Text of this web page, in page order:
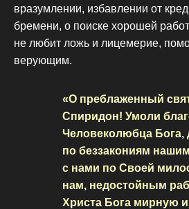
вразумлении, избавлении от
бремени, о поиске хорошей
не любит ложь и лицемерие,
верующим.
«О преблаженный
Спиридон! Умоли
Человеколюбца Бога,
по беззакониям
с нами по Своей
нам, недостойным
Христа Бога мирную